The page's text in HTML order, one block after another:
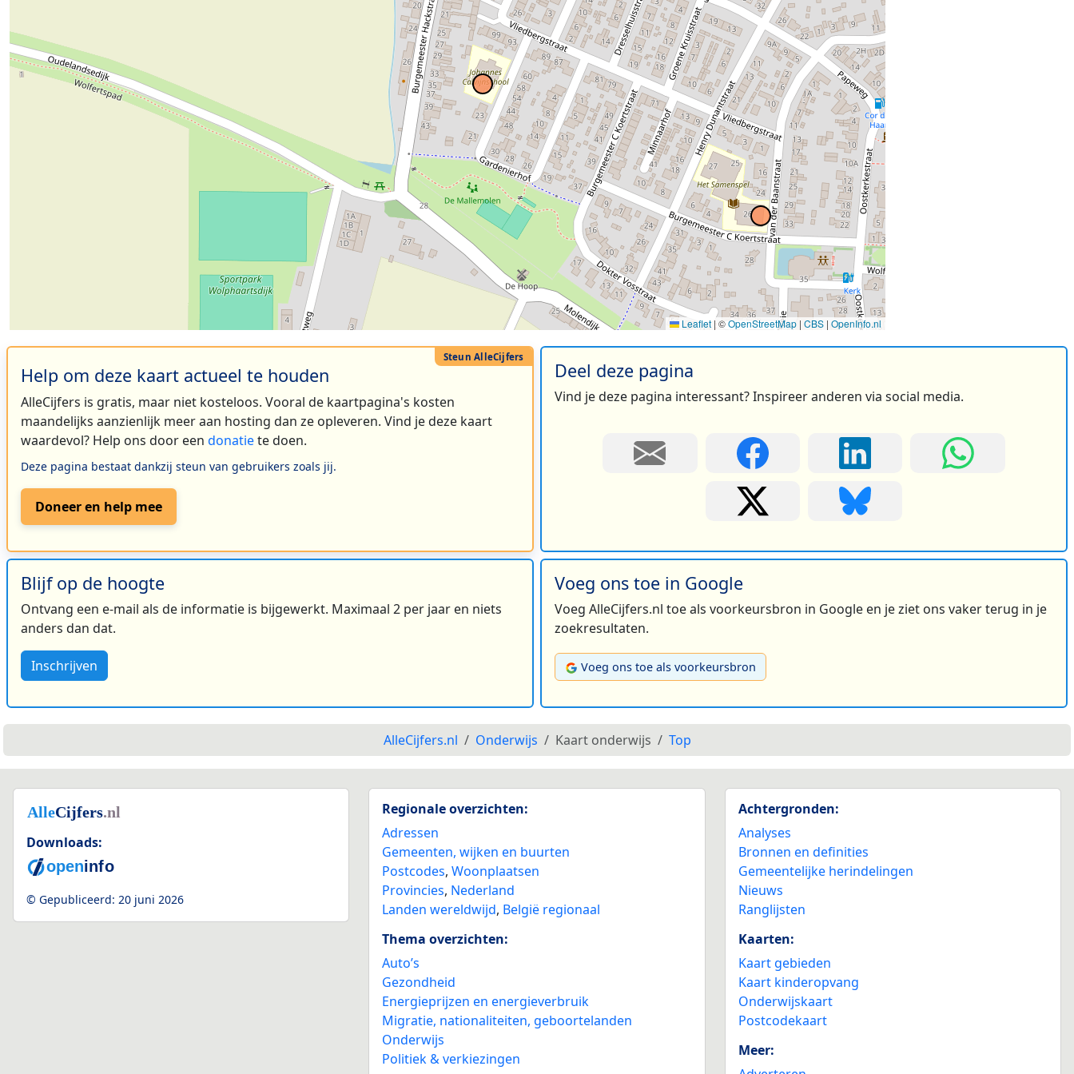
Leaflet | ©OpenStreetMap | CBS | OpenInfo.nl
Help om deze kaart actueel te houden
AlleCijfers is gratis, maar niet kosteloos. Vooral de kaartpagina's kosten
maandelijks aanzienlijk meer aan hosting dan ze opleveren. Vind je deze kaart
waardevol? Help ons door een donatiete doen.
Deze pagina bestaat dankzij steun van gebruikers zoals jij.
Doneer en help mee
Deel deze pagina
Vind je deze pagina interessant? Inspireer anderen via social media.
Blijf op de hoogte
Ontvang een e-mail als de informatie is bijgewerkt. Maximaal 2 per jaar en niets
anders dan dat.
Inschrijven
Voeg ons toe in Google
Voeg AlleCijfers.nl toe als voorkeursbron in Google en je ziet ons vaker terug in je
zoekresultaten.
Voeg ons toe als voorkeursbron
AlleCijfers.nl Onderwijs Kaart onderwijs Top
Downloads:
© Gepubliceerd: 20 juni 2026
Regionale overzichten:
Adressen
Gemeenten, wijken en buurten
Postcodes,Woonplaatsen
Provincies, Nederland
Landen wereldwijd, België regionaal
Thema overzichten:
Auto’s
Gezondheid
Energieprijzen en energieverbruik
Migratie, nationaliteiten, geboortelanden
Onderwijs
Politiek & verkiezingen
Achtergronden:
Analyses
Bronnen en definities
Gemeentelijke herindelingen
Nieuws
Ranglijsten
Kaarten:
Kaart gebieden
Kaart kinderopvang
Onderwijskaart
Postcodekaart
Meer: